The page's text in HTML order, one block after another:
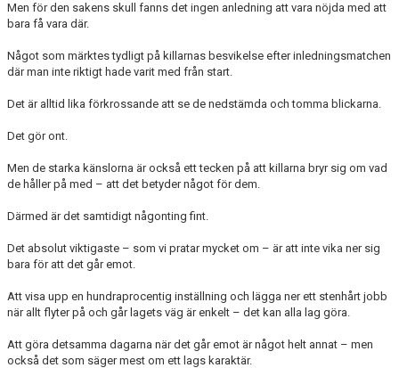
Men för den sakens skull fanns det ingen anledning att vara nöjda med att
bara få vara där.
Något som märktes tydligt på killarnas besvikelse efter inledningsmatchen
där man inte riktigt hade varit med från start.
Det är alltid lika förkrossande att se de nedstämda och tomma blickarna.
Det gör ont.
Men de starka känslorna är också ett tecken på att killarna bryr sig om vad
de håller på med – att det betyder något för dem.
Därmed är det samtidigt någonting fint.
Det absolut viktigaste – som vi pratar mycket om – är att inte vika ner sig
bara för att det går emot.
Att visa upp en hundraprocentig inställning och lägga ner ett stenhårt jobb
när allt flyter på och går lagets väg är enkelt – det kan alla lag göra.
Att göra detsamma dagarna när det går emot är något helt annat – men
också det som säger mest om ett lags karaktär.